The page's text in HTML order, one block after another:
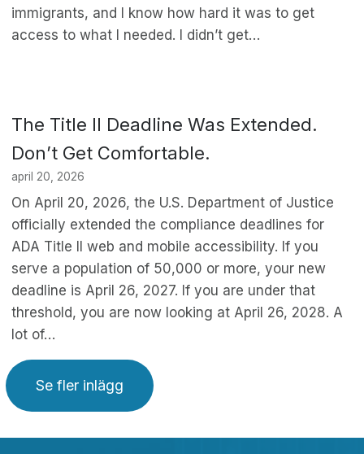
immigrants, and I know how hard it was to get
access to what I needed. I didn’t get…
The Title II Deadline Was Extended.
Don’t Get Comfortable.
april 20, 2026
On April 20, 2026, the U.S. Department of Justice
officially extended the compliance deadlines for
ADA Title II web and mobile accessibility. If you
serve a population of 50,000 or more, your new
deadline is April 26, 2027. If you are under that
threshold, you are now looking at April 26, 2028. A
lot of…
Se fler inlägg